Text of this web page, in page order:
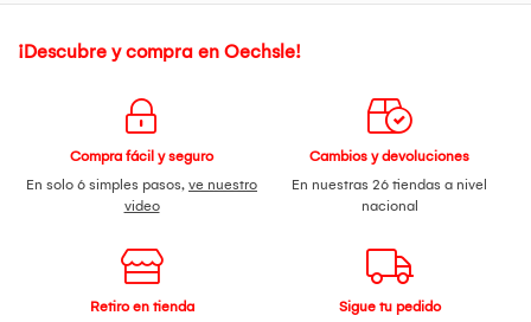
¡Descubre y compra en Oechsle!
Compra fácil y seguro
En solo 6 simples pasos, ve nuestro
video
Cambios y devoluciones
En nuestras 26 tiendas a nivel
nacional
Retiro en tienda
Sigue tu pedido